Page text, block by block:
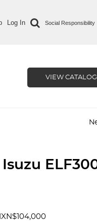
Log In Social Responsibility
VIEW